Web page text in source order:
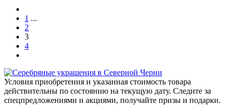
1 ...
2
3
4
Условия приобретения и указанная стоимость товара
действительны по состоянию на текущую дату. Следите за
спецпредложениями и акциями, получайте призы и подарки.